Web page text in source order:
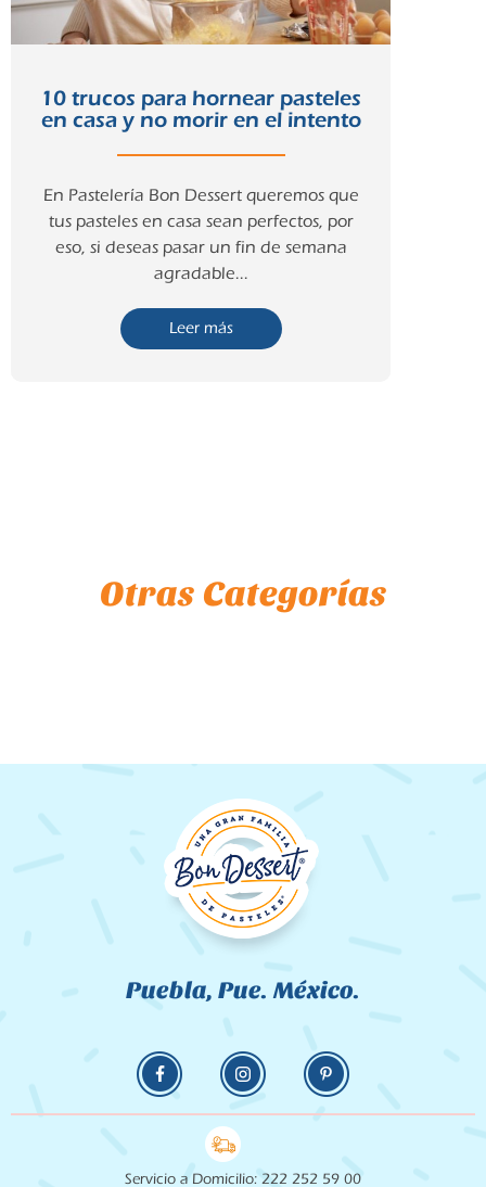
10 trucos para hornear pasteles
en casa y no morir en el intento
En Pastelería Bon Dessert queremos que
tus pasteles en casa sean perfectos, por
eso, si deseas pasar un fin de semana
agradable...
Leer más
Otras Categorías
Puebla, Pue. México.
Servicio a Domicilio: 222 252 59 00